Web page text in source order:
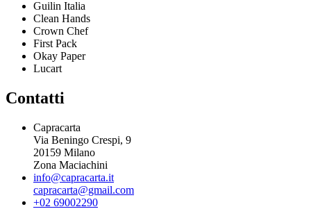
Guilin Italia
Clean Hands
Crown Chef
First Pack
Okay Paper
Lucart
Contatti
Capracarta
Via Beningo Crespi, 9
20159 Milano
Zona Maciachini
info@capracarta.it
capracarta@gmail.com
+02 69002290